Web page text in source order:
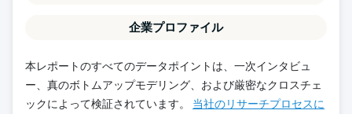
企業プロファイル
本レポートのすべてのデータポイントは、一次インタビュ
ー、真のボトムアップモデリング、および厳密なクロスチェ
ックによって検証されています。 当社のリサーチプロセスに